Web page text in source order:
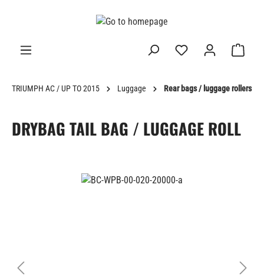
TRIUMPH AC / UP TO 2015 Luggage Rear bags / luggage rollers
DRYBAG TAIL BAG / LUGGAGE ROLL